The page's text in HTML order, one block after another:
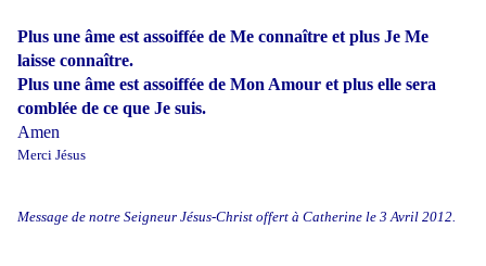
Plus une âme est assoiffée de Me connaître et plus Je Me
laisse connaître.
Plus une âme est assoiffée de Mon Amour et plus elle sera
comblée de ce que Je suis.
Amen
Merci Jésus
Message de notre Seigneur Jésus-Christ offert à Catherine le 3 Avril 2012.